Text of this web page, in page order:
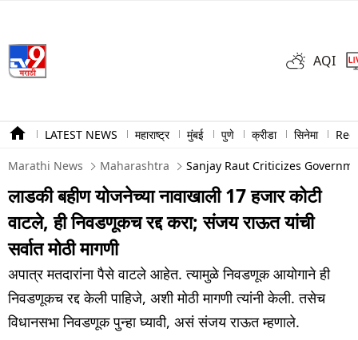
AQI
LATEST NEWS महाराष्ट्र मुंबई पुणे क्रीडा सिनेमा
Marathi News Maharashtra Sanjay Raut Criticizes
लाडकी बहीण योजनेच्या नावाखाली 17 हजार कोटी
वाटले, ही निवडणूकच रद्द करा; संजय राऊत यांची
सर्वात मोठी मागणी
अपात्र मतदारांना पैसे वाटले आहेत. त्यामुळे निवडणूक आयोगाने ही
निवडणूकच रद्द केली पाहिजे, अशी मोठी मागणी त्यांनी केली. तसेच
विधानसभा निवडणूक पुन्हा घ्यावी, असं संजय राऊत म्हणाले.